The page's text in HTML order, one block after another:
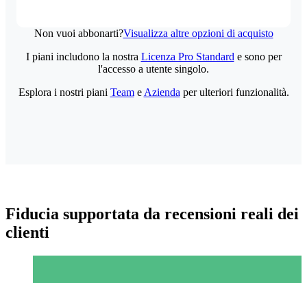
Non vuoi abbonarti?Visualizza altre opzioni di acquisto
I piani includono la nostra Licenza Pro Standard e sono per
l'accesso a utente singolo.
Esplora i nostri piani Teame Azienda per ulteriori funzionalità.
Fiducia supportata da recensioni reali dei
clienti